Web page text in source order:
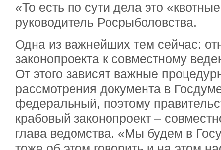
«То есть по сути дела это
руководитель Росрыболовства.
Одна из важнейших тем сейчас:
законопроекта к совместному
От этого зависят важные
рассмотрения документа в
федеральный, поэтому
крабовый законопроект –
глава ведомства. «Мы будем в